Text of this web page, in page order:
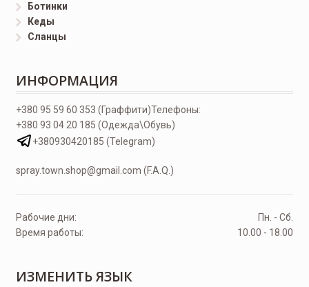
Ботинки
Кеды
Сланцы
ИНФОРМАЦИЯ
Телефоны:
+380 95 59 60 353 (Граффити)
+380 93 04 20 185 (Одежда\Обувь)
+380930420185 (Telegram)
spray.town.shop@gmail.com (F.A.Q.)
Рабочие дни:
Пн. - Сб.
Время работы:
10.00 - 18.00
ИЗМЕНИТЬ ЯЗЫК